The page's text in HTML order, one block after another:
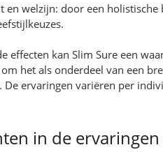
en welzijn: door een
effecten kan Slim Sure een
het als onderdeel van een
De ervaringen variëren per
in de